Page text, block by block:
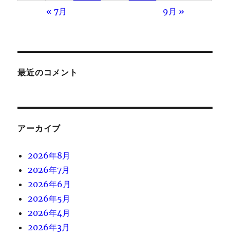
« 7月 9月 »
最近のコメント
アーカイブ
2026年8月
2026年7月
2026年6月
2026年5月
2026年4月
2026年3月